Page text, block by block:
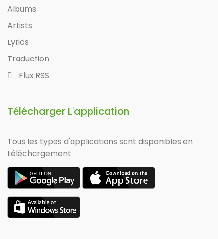
Albums
Artists
Lyrics
Traduction
Flux RSS
Télécharger L'application
Tous les types d'applications sont disponibles en
téléchargement